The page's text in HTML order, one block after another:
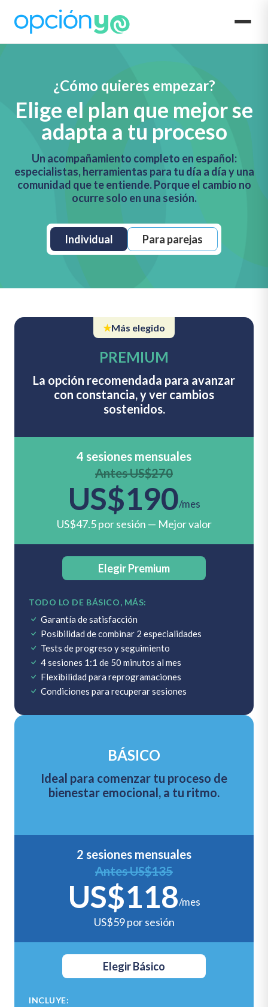
¿Cómo quieres empezar?
Elige el plan que mejorse
adapta a tu proceso
Un acompañamiento completo en español:
especialistas, herramientas para tu día a día y una
comunidad que te entiende. Porque el cambio no
ocurre solo en una sesión.
Individual Para parejas
BÁSICO
Ideal para comenzar tu proceso de
bienestar emocional, a tu ritmo.
2 sesiones mensuales
Antes US$135
US$118/mes
US$59 por sesión
Elegir Básico
INCLUYE:
★Más elegido
PREMIUM
La opción recomendada para avanzar
con constancia, y ver cambios
sostenidos.
4 sesiones mensuales
Antes US$270
US$190/mes
US$47.5 por sesión — Mejor valor
Elegir Premium
TODO LO DE BÁSICO, MÁS:
Garantía de satisfacción
Posibilidad de combinar 2 especialidades
Tests de progreso y seguimiento
4 sesiones 1:1 de 50 minutos al mes
Flexibilidad para reprogramaciones
Condiciones para recuperar sesiones